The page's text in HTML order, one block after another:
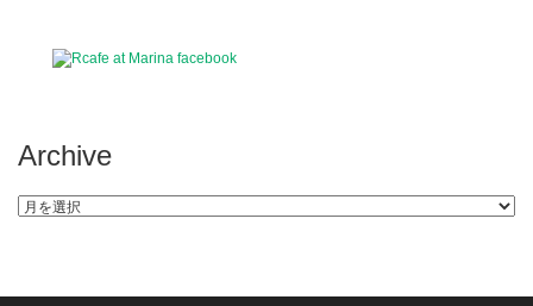
Archive
Archive